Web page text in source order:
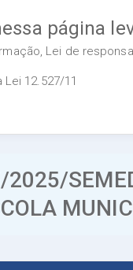
página
Lei de
Lei 12.527/11